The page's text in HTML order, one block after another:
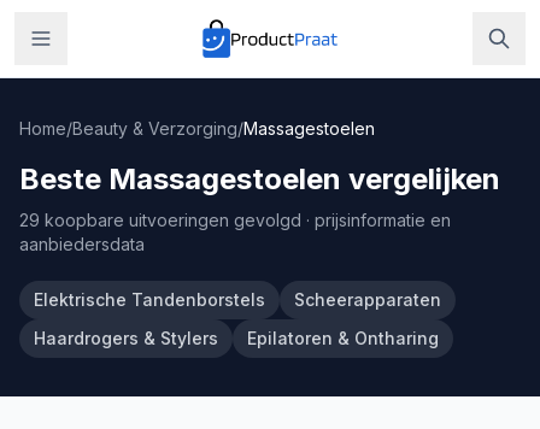
Home/Beauty & Verzorging/Massagestoelen
Beste Massagestoelen vergelijken
29 koopbare uitvoeringen gevolgd · prijsinformatie en
aanbiedersdata
Elektrische Tandenborstels
Scheerapparaten
Haardrogers & Stylers
Epilatoren & Ontharing